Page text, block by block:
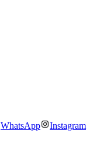
WhatsApp
Instagram